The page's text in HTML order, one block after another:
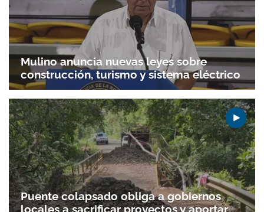
Mulino anuncia nuevas leyes sobre
construcción, turismo y sistema eléctrico
Puente colapsado obliga a gobiernos
locales a sacrificar proyectos y aportar